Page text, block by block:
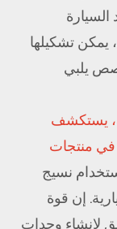
السيارة
يمكن تشكيلها
يلبي
يستكشف
في منتجات
نسيج
إن قوة
لإنشاء وحدات